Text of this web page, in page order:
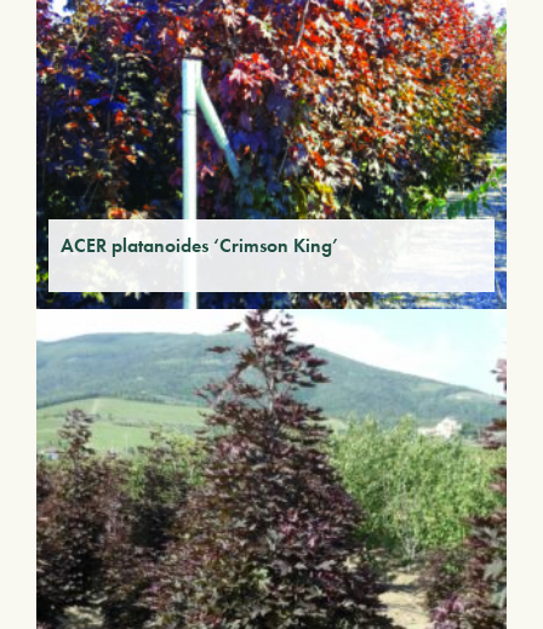
ACER platanoides ‘Crimson King’